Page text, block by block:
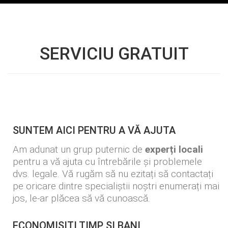
SERVICIU GRATUIT
SUNTEM AICI PENTRU A VĂ AJUTA
Am adunat un grup puternic de experți locali
pentru a vă ajuta cu întrebările și problemele
dvs. legale. Vă rugăm să nu ezitați să contactați
pe oricare dintre specialiștii noștri enumerați mai
jos, le-ar plăcea să vă cunoască.
ECONOMISIȚI TIMP ȘI BANI